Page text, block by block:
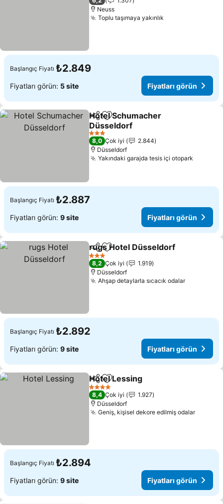
Neuss
Toplu taşımaya yakınlık
Başlangıç Fiyatı ₺2.849
Fiyatları görün: 5 site Fiyatları görün
PaylaşFavorilerime ekle
Hotel Schumacher
Düsseldorf
Fiyatları görün
3 Yıldız
8,0 Çok iyi
2.844
Düsseldorf
Yakındaki garajda tesis içi otopark
Başlangıç Fiyatı ₺2.887
Fiyatları görün: 9 site Fiyatları görün
PaylaşFavorilerime ekle
rugs Hotel Düsseldorf
3 Yıldız
8,2 Çok iyi
1.919
Düsseldorf
Ahşap detaylarla sıcacık odalarFiyatları
Başlangıç Fiyatı ₺2.892
Fiyatları görün: 9 site Fiyatları görün
PaylaşFavorilerime ekle
Hotel Lessing
4 Yıldız
8,4 Çok iyi
1.927
Düsseldorf
Geniş, kişisel dekore edilmiş odalar
Başlangıç Fiyatı ₺2.894
Fiyatları görün: 9 site Fiyatları görün